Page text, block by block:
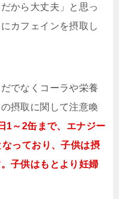
から大丈夫」と思っ
カフェインを摂取し
でなくコーラや栄養
摂取に関して注意喚
1～2缶まで、エナジー
なっており、子供は摂
子供はもとより妊婦